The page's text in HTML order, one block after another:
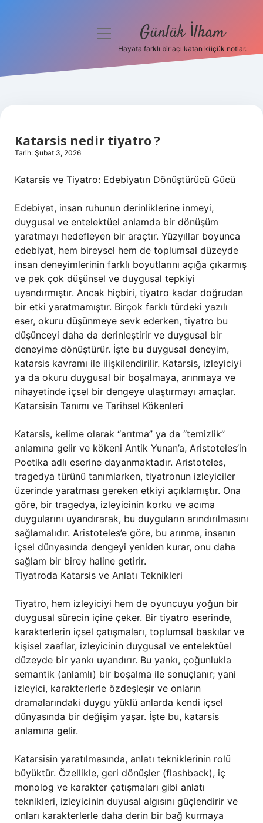
Hakkımızda
menüyü
Günlük İlham
Hayata farklı bir açı katan küçük notlar.
Katarsis nedir tiyatro ?
Tarih: Şubat 3, 2026
Katarsis ve Tiyatro: Edebiyatın Dönüştürücü Gücü
Edebiyat, insan ruhunun derinliklerine inmeyi,
duygusal ve entelektüel anlamda bir dönüşüm
yaratmayı hedefleyen bir araçtır. Yüzyıllar boyunca
edebiyat, hem bireysel hem de toplumsal düzeyde
insan deneyimlerinin farklı boyutlarını açığa çıkarmış
ve pek çok düşünsel ve duygusal tepkiyi
uyandırmıştır. Ancak hiçbiri, tiyatro kadar doğrudan
bir etki yaratmamıştır. Birçok farklı türdeki yazılı
eser, okuru düşünmeye sevk ederken, tiyatro bu
düşünceyi daha da derinleştirir ve duygusal bir
deneyime dönüştürür. İşte bu duygusal deneyim,
katarsis kavramı ile ilişkilendirilir. Katarsis, izleyiciyi
ya da okuru duygusal bir boşalmaya, arınmaya ve
nihayetinde içsel bir dengeye ulaştırmayı amaçlar.
Katarsisin Tanımı ve Tarihsel Kökenleri
Katarsis, kelime olarak “arıtma” ya da “temizlik”
anlamına gelir ve kökeni Antik Yunan’a, Aristoteles’in
Poetika adlı eserine dayanmaktadır. Aristoteles,
tragedya türünü tanımlarken, tiyatronun izleyiciler
üzerinde yaratması gereken etkiyi açıklamıştır. Ona
göre, bir tragedya, izleyicinin korku ve acıma
duygularını uyandırarak, bu duyguların arındırılmasını
sağlamalıdır. Aristoteles’e göre, bu arınma, insanın
içsel dünyasında dengeyi yeniden kurar, onu daha
sağlam bir birey haline getirir.
Tiyatroda Katarsis ve Anlatı Teknikleri
Tiyatro, hem izleyiciyi hem de oyuncuyu yoğun bir
duygusal sürecin içine çeker. Bir tiyatro eserinde,
karakterlerin içsel çatışmaları, toplumsal baskılar ve
kişisel zaaflar, izleyicinin duygusal ve entelektüel
düzeyde bir yankı uyandırır. Bu yankı, çoğunlukla
semantik (anlamlı) bir boşalma ile sonuçlanır; yani
izleyici, karakterlerle özdeşleşir ve onların
dramalarındaki duygu yüklü anlarda kendi içsel
dünyasında bir değişim yaşar. İşte bu, katarsis
anlamına gelir.
Katarsisin yaratılmasında, anlatı tekniklerinin rolü
büyüktür. Özellikle, geri dönüşler (flashback), iç
monolog ve karakter çatışmaları gibi anlatı
teknikleri, izleyicinin duyusal algısını güçlendirir ve
onları karakterlerle daha derin bir bağ kurmaya